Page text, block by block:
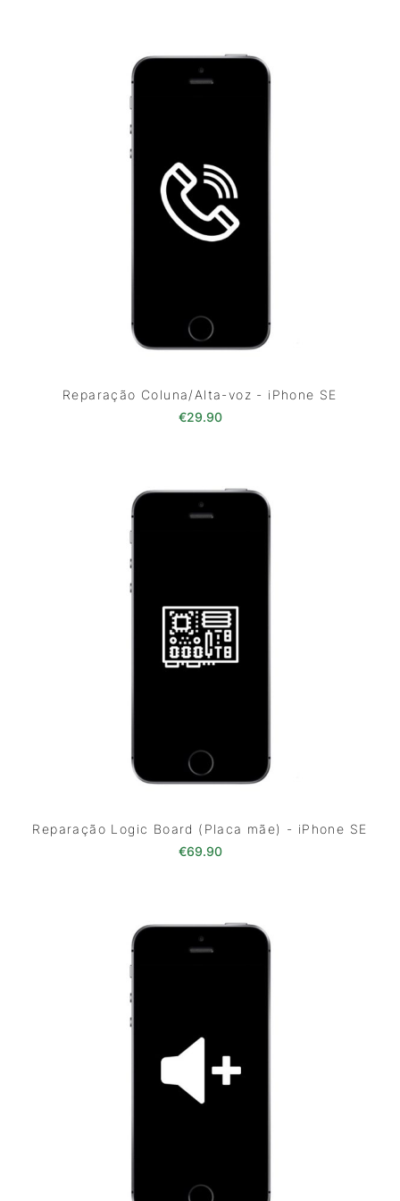
Reparação Coluna/Alta-voz - iPhone SE
€29.90
Reparação Logic Board (Placa mãe) - iPhone SE
€69.90